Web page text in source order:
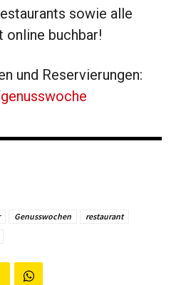
sowie alle
online buchbar!
und Reservierungen:
Genusswochen
restaurant